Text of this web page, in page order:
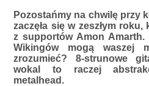
Pozostańmy na chwilę przy
zaczęła się w zeszłym
z supportów Amon
Wikingów mogą waszej
zrozumieć? 8-strunowe
wokal to raczej
metalhead.